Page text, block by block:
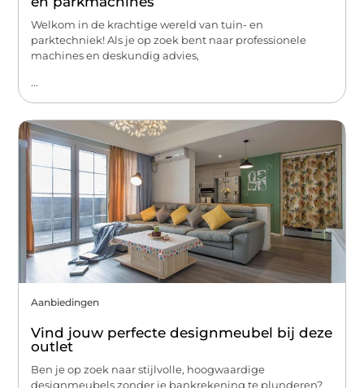
Welkom in de krachtige wereld van tuin- en
parktechniek! Als je op zoek bent naar professionele
machines en deskundig advies,
...
Aanbiedingen
Vind jouw perfecte designmeubel bij deze
outlet
Ben je op zoek naar stijlvolle, hoogwaardige
designmeubels zonder je bankrekening te plunderen?